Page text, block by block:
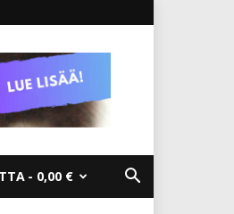
0,00 €